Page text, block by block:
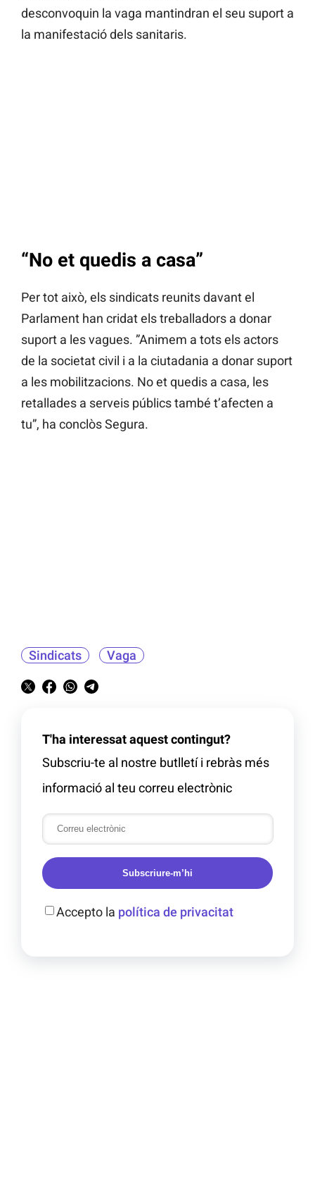
desconvoquin la vaga mantindran el seu suport a
la manifestació dels sanitaris.
“No et quedis a casa”
Per tot això, els sindicats reunits davant el
Parlament han cridat els treballadors a donar
suport a les vagues. ”Animem a tots els actors
de la societat civil i a la ciutadania a donar suport
a les mobilitzacions. No et quedis a casa, les
retallades a serveis públics també t’afecten a
tu”, ha conclòs Segura.
Sindicats Vaga
T'ha interessat aquest contingut?
Subscriu-te al nostre butlletí i rebràs més
informació al teu correu electrònic
Subscriure-m’hi
Accepto la política de privacitat